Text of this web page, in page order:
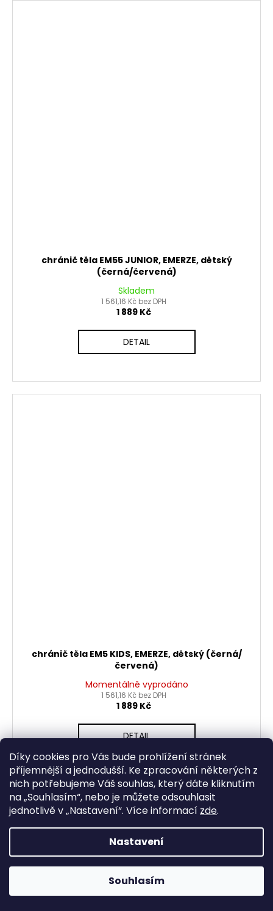
Díky cookies pro Vás bude prohlížení stránek
příjemnější a jednodušší. Ke zpracování některých z
nich potřebujeme Váš souhlas, který dáte kliknutím
na „Souhlasím“, nebo je můžete odsouhlasit
jednotlivě v „Nastavení“. Více informací zde.
Nastavení
Souhlasím
chránič těla EM55 JUNIOR, EMERZE, dětský
(černá/červená)
Skladem
1 561,16 Kč bez DPH
1 889 Kč
DETAIL
chránič těla EM5 KIDS, EMERZE, dětský (černá/
červená)
Momentálně vyprodáno
1 561,16 Kč bez DPH
1 889 Kč
DETAIL
O
v
l
á
d
a
c
položek celkem
áOdebírat newsletter
Nezmeškejte žádné novinky či slevy!
E-mail